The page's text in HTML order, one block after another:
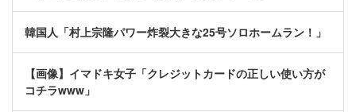
韓国人「村上宗隆パワー炸裂大きな25号ソロホームラン！」
【画像】イマドキ女子「クレジットカードの正しい使い方が
コチラwww」